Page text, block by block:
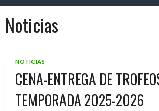
Noticias
NOTICIAS
CENA-ENTREGA DE
TEMPORADA 2025-2026